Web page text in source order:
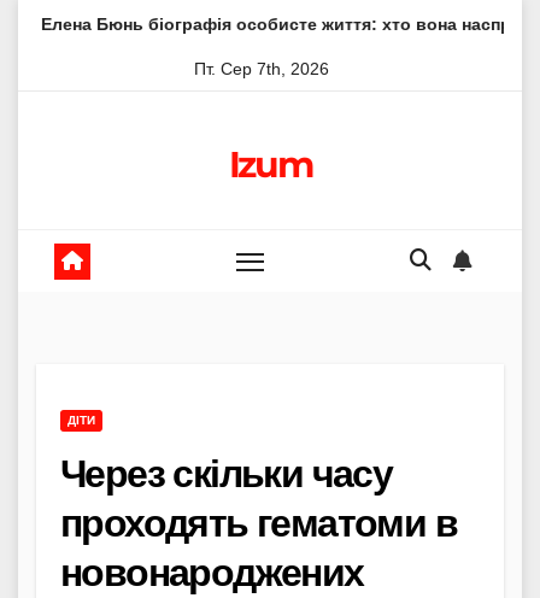
біографія особисте життя: хто вона насправді Елена
Пт. Сер 7th, 2026
Izum
ДІТИ
Через скільки часу
проходять гематоми в
новонароджених